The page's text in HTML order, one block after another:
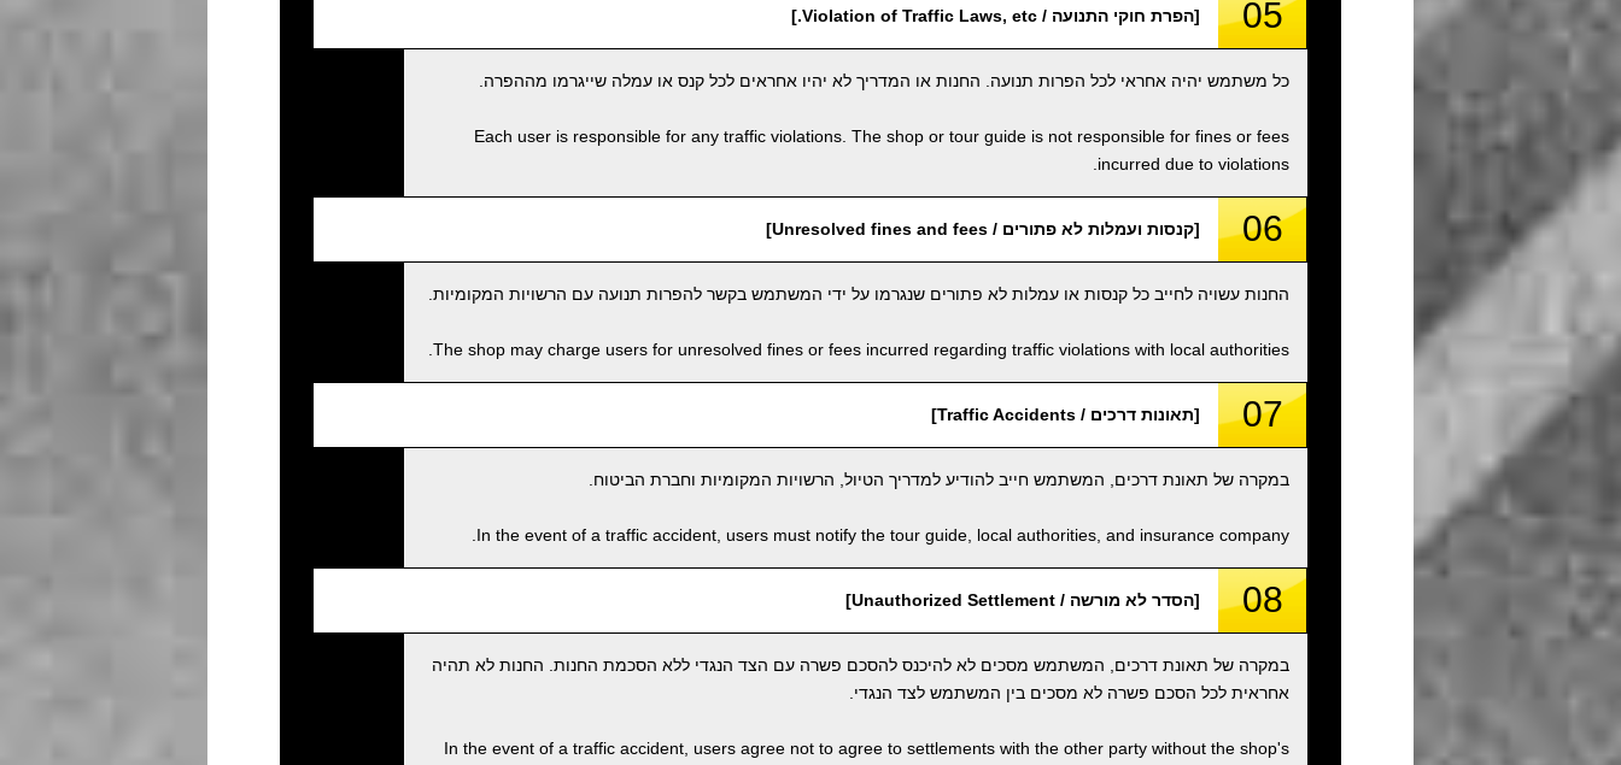
05 [הפרת חוקי התנועה / Violation of Traffic Laws, etc.]
כל משתמש יהיה אחראי לכל הפרות תנועה. החנות או המדריך לא יהיו אחראים לכל קנס או עמלה שייגרמו מההפרה.
Each user is responsible for any traffic violations. The shop or tour guide is not responsible for fines or fees
incurred due to violations.
06 [קנסות ועמלות לא פתורים / Unresolved fines and fees]
החנות עשויה לחייב כל קנסות או עמלות לא פתורים שנגרמו על ידי המשתמש בקשר להפרות תנועה עם הרשויות המקומיות.
The shop may charge users for unresolved fines or fees incurred regarding traffic violations with local authorities.
07 [תאונות דרכים / Traffic Accidents]
במקרה של תאונת דרכים, המשתמש חייב להודיע למדריך הטיול, הרשויות המקומיות וחברת הביטוח.
In the event of a traffic accident, users must notify the tour guide, local authorities, and insurance company.
08 [הסדר לא מורשה / Unauthorized Settlement]
במקרה של תאונת דרכים, המשתמש מסכים לא להיכנס להסכם פשרה עם הצד הנגדי ללא הסכמת החנות. החנות לא תהיה
אחראית לכל הסכם פשרה לא מסכים בין המשתמש לצד הנגדי.
In the event of a traffic accident, users agree not to agree to settlements with the other party without the shop's